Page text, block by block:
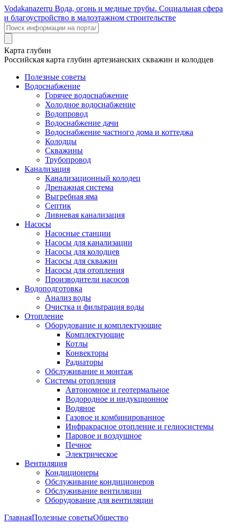
Vodakanazerru Вода, огонь и медные трубы. Социальная сфера
и благоустройство в малоэтажном строительстве
Карта глубин
Российская карта глубин артезианских скважин и колодцев
Полезные советы
Водоснабжение
Горячее водоснабжение
Холодное водоснабжение
Водопровод
Водоснабжение дачи
Водоснабжение частного дома и коттеджа
Колодцы
Скважины
Трубопровод
Канализация
Канализационный колодец
Дренажная система
Выгребная яма
Септик
Ливневая канализация
Насосы
Насосные станции
Насосы для канализации
Насосы для колодцев
Насосы для скважин
Насосы для отопления
Производители насосов
Водоподготовка
Анализ воды
Очистка и фильтрация воды
Отопление
Оборудование и комплектующие
Комплектующие
Котлы
Конвекторы
Радиаторы
Обслуживание и монтаж
Системы отопления
Автономное и геотермальное
Водородное и индукционное
Водяное
Газовое и комбинированное
Инфракрасное отопление и гелиосистемы
Паровое и воздушное
Печное
Электрическое
Вентиляция
Кондиционеры
Обслуживание кондиционеров
Обслуживание вентиляции
Оборудование для вентиляции
ГлавнаяПолезные советыОбщество